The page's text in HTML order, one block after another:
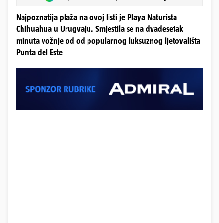
Najpoznatija plaža na ovoj listi je Playa Naturista
Chihuahua u Urugvaju. Smjestila se na dvadesetak
minuta vožnje od od popularnog luksuznog ljetovališta
Punta del Este